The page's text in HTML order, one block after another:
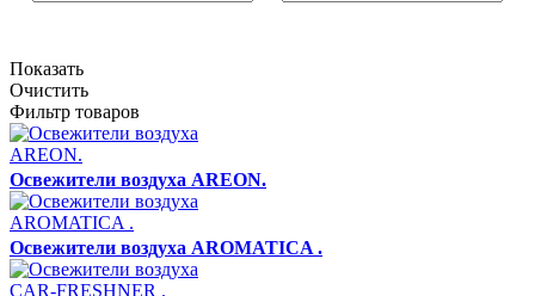
Показать
Очистить
Фильтр товаров
Освежители воздуха AREON.
Освежители воздуха AROMATICA .